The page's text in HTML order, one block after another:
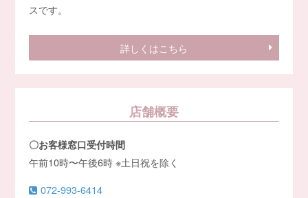
スです。
詳しくはこちら
店舗概要
〇お客様窓口受付時間
午前10時〜午後6時 ※土日祝を除く
072-993-6414